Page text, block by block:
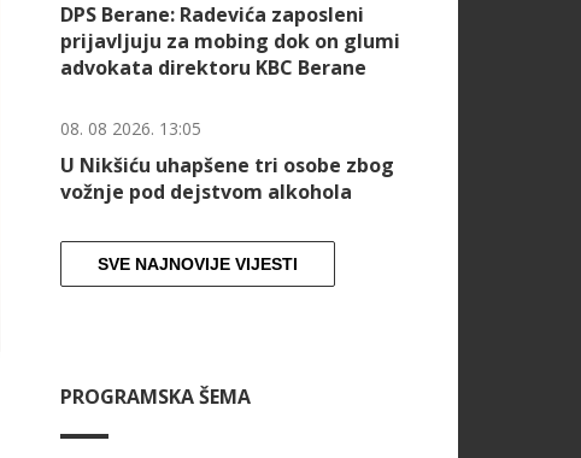
DPS Berane: Radevića zaposleni
prijavljuju za mobing dok on glumi
advokata direktoru KBC Berane
08. 08 2026. 13:05
U Nikšiću uhapšene tri osobe zbog
vožnje pod dejstvom alkohola
SVE NAJNOVIJE VIJESTI
PROGRAMSKA ŠEMA